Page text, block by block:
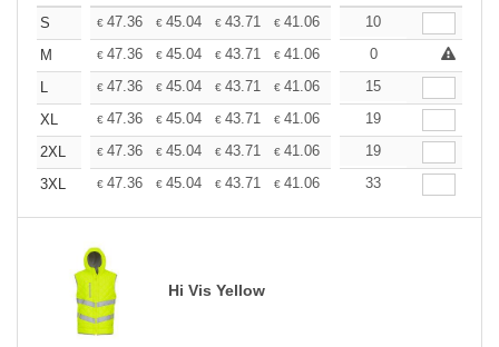
S € 47.36 € 45.04 € 43.71 € 41.06 38.75
10
M
€ 47.36 € 45.04 € 43.71 € 41.06 38.75
0
L
€ 47.36 € 45.04 € 43.71 € 41.06 38.75
15
XL
€ 47.36 € 45.04 € 43.71 € 41.06 38.75
19
2XL
€ 47.36 € 45.04 € 43.71 € 41.06 38.75
19
3XL
€ 47.36 € 45.04 € 43.71 € 41.06 38.75
33
Hi Vis Yellow